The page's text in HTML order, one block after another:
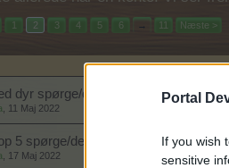
Portal
If you wish
sensitive
1 2 3 4 5 6 → 11 Næste >
dyr spørge/debattråd
11 Maj 2022
5 spørge/debattråd
17 Maj 2022